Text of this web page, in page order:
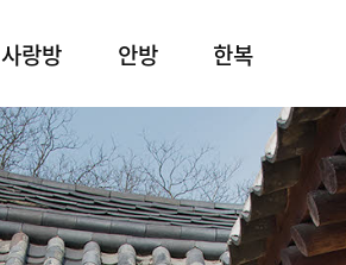
사랑방 안방 한복